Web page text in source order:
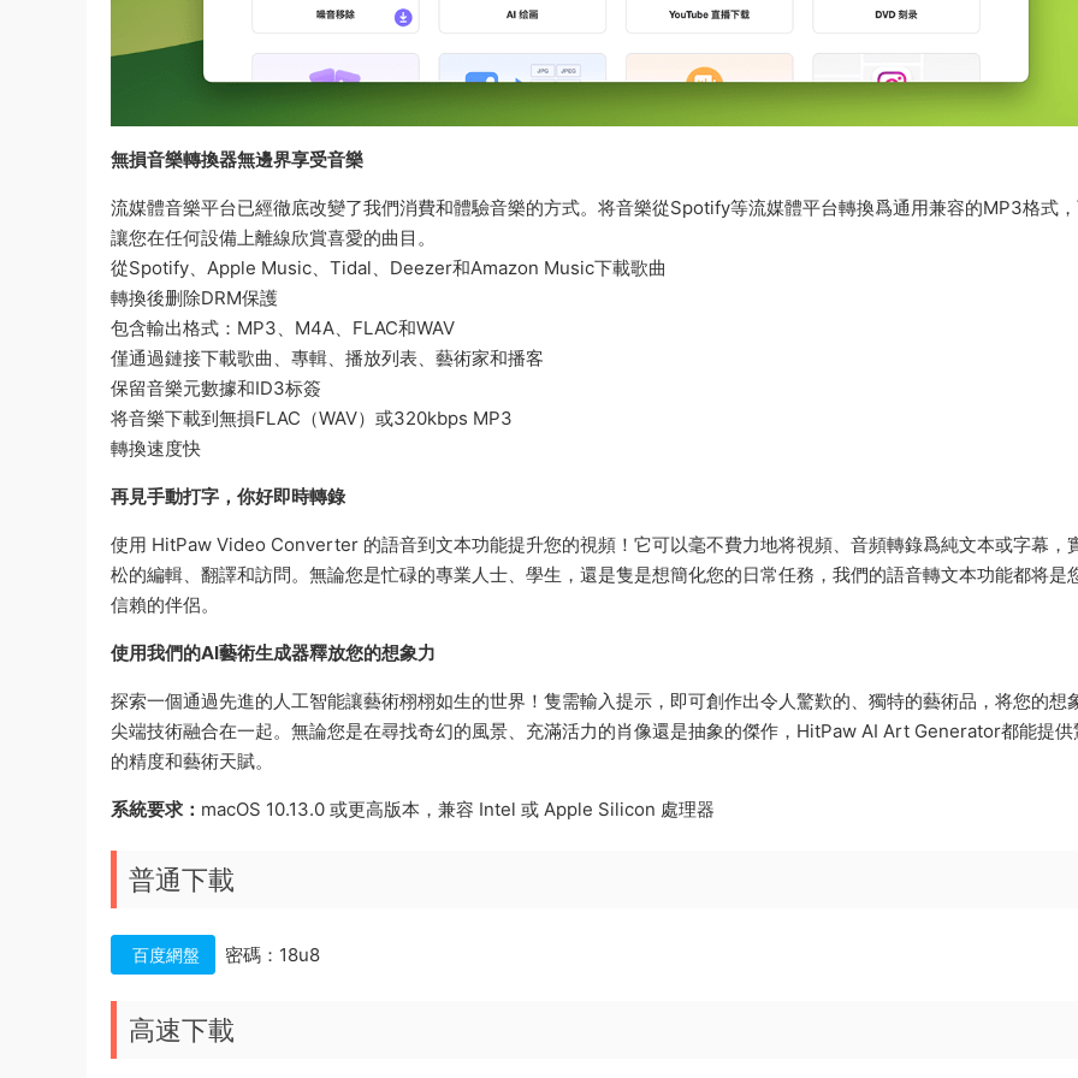
無損音樂轉換器無邊界享受音樂
流媒體音樂平台已經徹底改變了我們消費和體驗音樂的方式。将音樂從Spotify等流媒體平台轉換爲通用兼容的MP3格式
讓您在任何設備上離線欣賞喜愛的曲目。
從Spotify、Apple Music、Tidal、Deezer和Amazon Music下載歌曲
轉換後删除DRM保護
包含輸出格式：MP3、M4A、FLAC和WAV
僅通過鏈接下載歌曲、專輯、播放列表、藝術家和播客
保留音樂元數據和ID3标簽
将音樂下載到無損FLAC（WAV）或320kbps MP3
轉換速度快
再見手動打字，你好即時轉錄
使用 HitPaw Video Converter 的語音到文本功能提升您的視頻！它可以毫不費力地将視頻、音頻轉錄爲純文本或字幕，
松的編輯、翻譯和訪問。無論您是忙碌的專業人士、學生，還是隻是想簡化您的日常任務，我們的語音轉文本功能都将是
信賴的伴侶。
使用我們的AI藝術生成器釋放您的想象力
探索一個通過先進的人工智能讓藝術栩栩如生的世界！隻需輸入提示，即可創作出令人驚歎的、獨特的藝術品，将您的想
尖端技術融合在一起。無論您是在尋找奇幻的風景、充滿活力的肖像還是抽象的傑作，HitPaw AI Art Generator都能提供
的精度和藝術天賦。
系統要求： macOS 10.13.0 或更高版本，兼容 Intel 或 Apple Silicon 處理器
普通下載
百度網盤 密碼：18u8
高速下載